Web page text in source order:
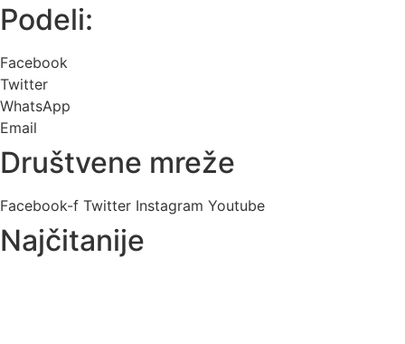
Podeli:
Facebook
Twitter
WhatsApp
Email
Društvene mreže
Facebook-f Twitter Instagram Youtube
Najčitanije